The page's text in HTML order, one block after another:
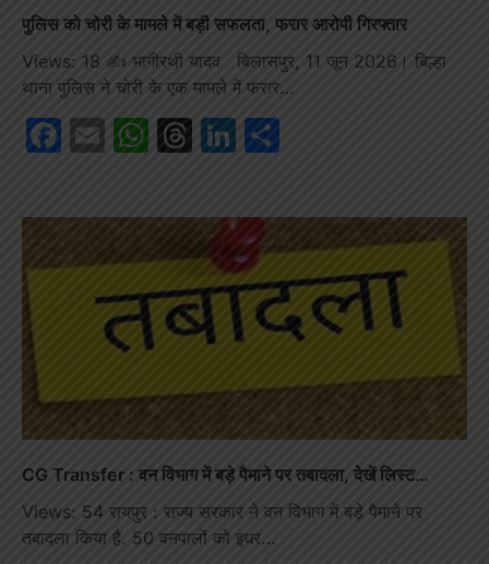
पुलिस को चोरी के मामले में बड़ी सफलता, फरार आरोपी गिरफ्तार
Views: 18 ✍️ भागीरथी यादव बिलासपुर, 11 जून 2026। बिल्हा
थाना पुलिस ने चोरी के एक मामले में फरार…
Facebook
EmailWhatsApp
Threads
LinkedIn
CG Transfer : वन विभाग में बड़े पैमाने पर तबादला, देखें लिस्ट…
Views: 54 रायपुर : राज्य सरकार ने वन विभाग में बड़े पैमाने पर
तबादला किया है. 50 वनपालों को इधर…